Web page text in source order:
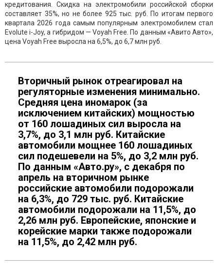
кредитования. Скидка на электромобили российской сборки
составляет 35%, но не более 925 тыс. руб. По итогам первого
квартала 2026 года самым популярным электромобилем стал
Evolute i-Joy, а гибридом — Voyah Free. По данным «Авито Авто»,
цена Voyah Free выросла на 6,5%, до 6,7 млн руб.
Вторичный рынок отреагировал на
регуляторные изменения минимально.
Средняя цена иномарок (за
исключением китайских) мощностью
от 160 лошадиных сил выросла на
3,7%, до 3,1 млн руб. Китайские
автомобили мощнее 160 лошадиных
сил подешевели на 5%, до 3,2 млн руб.
По данным «Авто.ру», с декабря по
апрель на вторичном рынке
российские автомобили подорожали
на 6,3%, до 729 тыс. руб. Китайские
автомобили подорожали на 11,5%, до
2,26 млн руб. Европейские, японские и
корейские марки также подорожали
на 11,5%, до 2,42 млн руб.